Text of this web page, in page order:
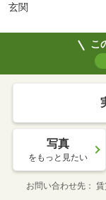
玄関
こ
写真
をもっと見たい
お問い合わせ先